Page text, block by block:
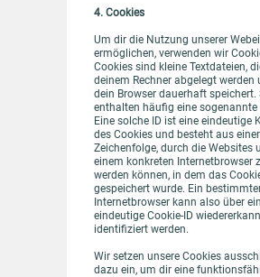
4. Cookies
Um dir die Nutzung unserer
ermöglichen, verwenden wir
Cookies sind kleine Textdateien,
deinem Rechner abgelegt werden
dein Browser dauerhaft speichert.
enthalten häufig eine sogenannte
Eine solche ID ist eine eindeutige
des Cookies und besteht aus einer
Zeichenfolge, durch die Websites
einem konkreten Internetbrowser
werden können, in dem das
gespeichert wurde. Ein
Internetbrowser kann also über
eindeutige Cookie-ID
identifiziert werden.
Wir setzen unsere Cookies
dazu ein, um dir eine